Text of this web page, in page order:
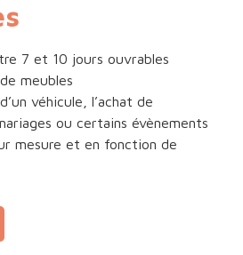
7 et 10 jours ouvrables
meubles
véhicule, l’achat de
ou certains évènements
mesure et en fonction de